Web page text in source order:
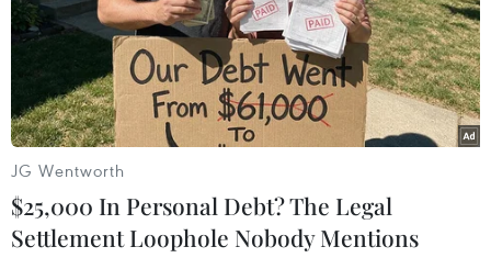
được lên kế hoạch.
JG Wentworth
$25,000 In Personal Debt? The Legal
Settlement Loophole Nobody Mentions